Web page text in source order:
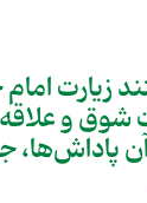
زیارت
شوق و
پاداش‌ها،